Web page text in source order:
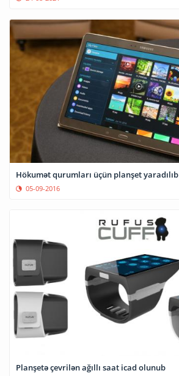
Hökumət qurumları üçün planşet yaradılıb
05-09-2016
Planşetə çevrilən ağıllı saat icad olunub